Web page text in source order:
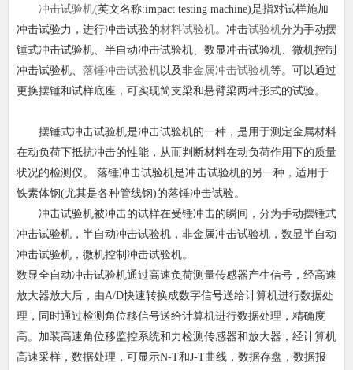
冲击试验机(英文名称:impact testing machine)是指对试样施加
冲击试验力，进行冲击试验的材料试验机。冲击试验机分为手动摆
锤式冲击试验机、半自动冲击试验机、数显冲击试验机、微机控制
冲击试验机、 落锤冲击试验机以及非金属冲击试验机等。可以通过
更换摆锤和试样底座，可实现简支梁和悬臂梁两种形式的试验。
摆锤式冲击试验机是冲击试验机的一种，是用于测定金属材料
在动负荷下抵抗冲击的性能，从而判断材料在动负荷作用下的质量
状况的检测仪。 落锤冲击试验机是冲击试验机的另一种，适用于
铁素体钢(尤其是各种管线钢)的落锤冲击试验。
冲击试验机被冲击的试样在受锤冲击的瞬间，分为手动摆锤式
冲击试验机，半自动冲击试验机，非金属冲击试验机，数显半自动
冲击试验机，微机控制冲击试验机。
数显全自动冲击试验机通过高速负荷测量传感器产生信号，经高速
放大器放大后，由A/D快速转换成数字信号送给计算机进行数据处
理，同时通过检测角位移信号送给计算机进行数据处理，精确度
高。加装高速角位移监控系统和力检测传感器和放大器，经计算机
高速采样，数据处理，可显示N-T和J-T曲线，数据存盘，数据报